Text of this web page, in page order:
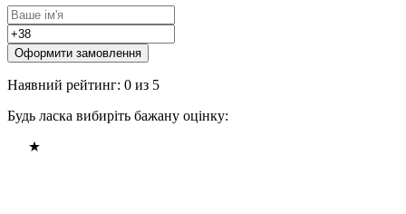
Оформити замовлення
Наявний рейтинг: 0 из 5
Будь ласка вибиріть бажану оцінку: